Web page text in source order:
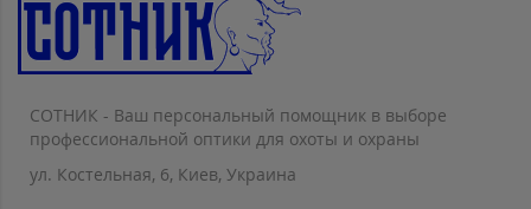
СОТНИК - Ваш персональный помощник в выборе
профессиональной оптики для охоты и охраны
ул. Костельная, 6, Киев, Украина